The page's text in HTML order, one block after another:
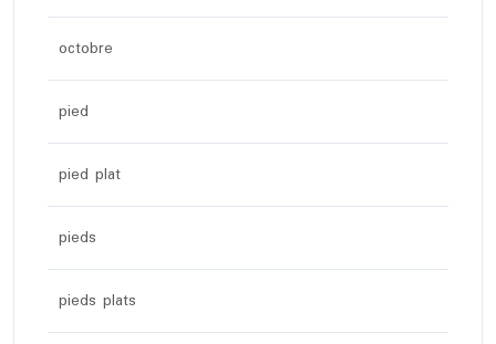
octobre
pied
pied plat
pieds
pieds plats